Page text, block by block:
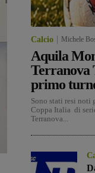
Calcio Michele
Aquila
Terranova
primo
Sono stati resi
Coppa Italia di
Terranova...